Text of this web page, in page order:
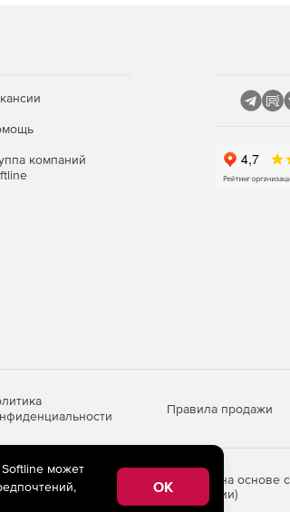
компаний
Правила продажи
предоставления информации на основе
территории Российской Федерации)
может
OK